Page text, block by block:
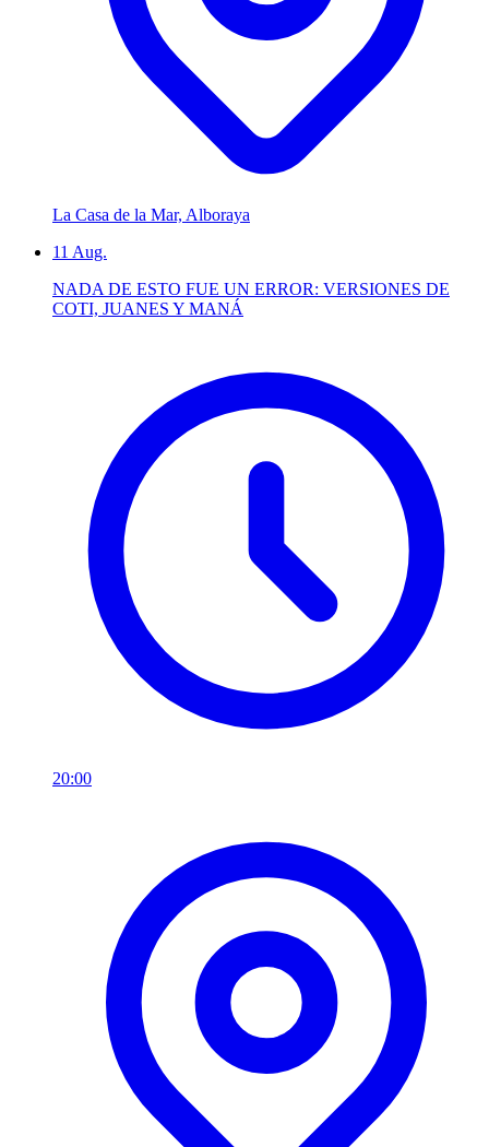
La Casa de la Mar, Alboraya
11 Aug.
NADA DE ESTO FUE UN ERROR: VERSIONES DE
COTI, JUANES Y MANÁ
20:00